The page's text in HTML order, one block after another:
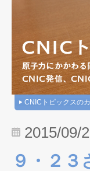
CNICトピックスの
2015/09/
９・２